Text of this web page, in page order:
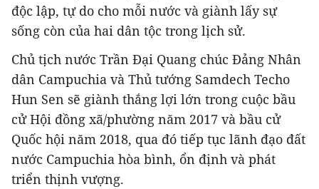
độc lập, tự do cho mỗi nước và giành lấy sự
sống còn của hai dân tộc trong lịch sử.
Chủ tịch nước Trần Đại Quang chúc Đảng Nhân
dân Campuchia và Thủ tướng Samdech Techo
Hun Sen sẽ giành thắng lợi lớn trong cuộc bầu
cử Hội đồng xã/phường năm 2017 và bầu cử
Quốc hội năm 2018, qua đó tiếp tục lãnh đạo đất
nước Campuchia hòa bình, ổn định và phát
triển thịnh vượng.